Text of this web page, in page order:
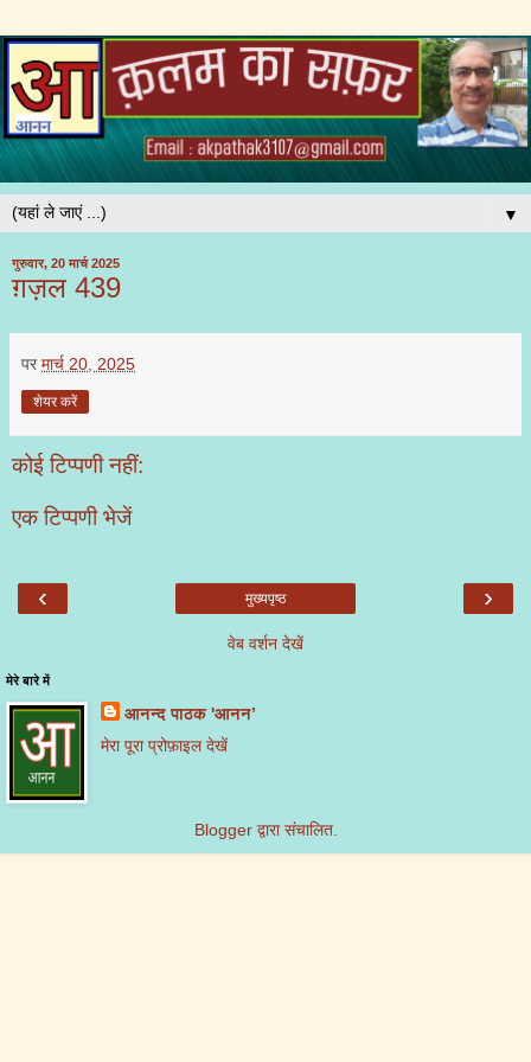
▼
गुरुवार, 20 मार्च 2025
ग़ज़ल 439
पर मार्च 20, 2025
शेयर करें
कोई टिप्पणी नहीं:
एक टिप्पणी भेजें
‹ ›
मुख्यपृष्ठ
वेब वर्शन देखें
मेरे बारे में
आनन्द पाठक 'आनन’
मेरा पूरा प्रोफ़ाइल देखें
Bloggerद्वारा संचालित.